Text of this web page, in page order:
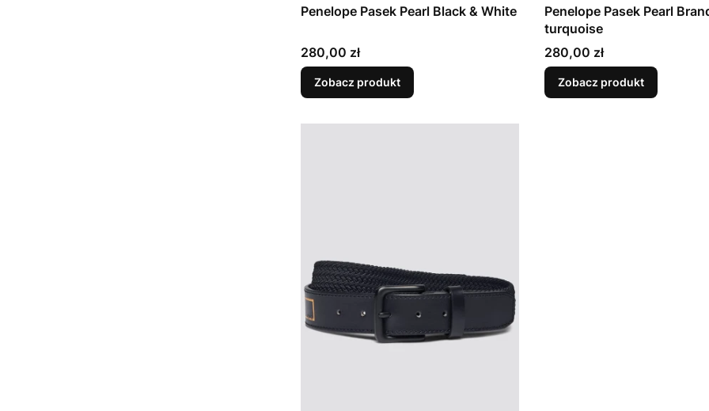
Penelope Pasek Pearl Black & White
Cena
280,00 zł
Zobacz produkt
Penelope Pasek Pearl
turquoise
Cena
280,00 zł
Zobacz produkt